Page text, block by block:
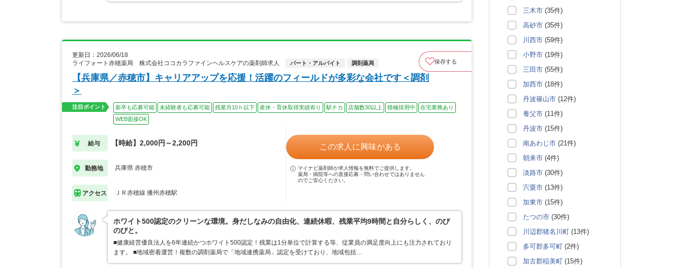
更新日：2026/06/18
ライフォート赤穂薬局 株式会社ココカラファインヘルスケアの薬剤師求人
パート・アルバイト 調剤薬局 保存する
【兵庫県／赤穂市】キャリアアップを応援！活躍のフィールドが多彩な会社です＜調剤
＞
注目ポイント 新卒も応募可能 未経験者も応募可能 残業月10ｈ以下 産休・育休取得実績有り 駅チカ 店舗数30以上 積極採用中
在宅業務あり
WEB面接OK
給与 【時給】2,000円～2,200円
勤務地 兵庫県 赤穂市
アクセス ＪＲ赤穂線 播州赤穂駅
この求人に興味がある
マイナビ薬剤師が求人情報を無料でご提供します。
薬局・病院等への直接応募・問い合わせではありません
のでご安心ください。
ホワイト500認定のクリーンな環境。身だしなみの自由化、連続休暇、残業平均9時間と自分らしく、のび
のびと。
■健康経営優良法人を6年連続かつホワイト500認定！残業は1分単位で計算する等、従業員の満足度向上にも注力されており
ます。 ■地域密着運営！複数の調剤薬局で「地域連携薬局」認定を受けており、地域包括…
三木市 (35件)
高砂市 (35件)
川西市 (59件)
小野市 (19件)
三田市 (55件)
加西市 (18件)
丹波篠山市 (12件)
養父市 (11件)
丹波市 (15件)
南あわじ市 (21件)
朝来市 (4件)
淡路市 (30件)
宍粟市 (13件)
加東市 (15件)
たつの市 (30件)
川辺郡猪名川町 (13件)
多可郡多可町 (2件)
加古郡稲美町 (15件)